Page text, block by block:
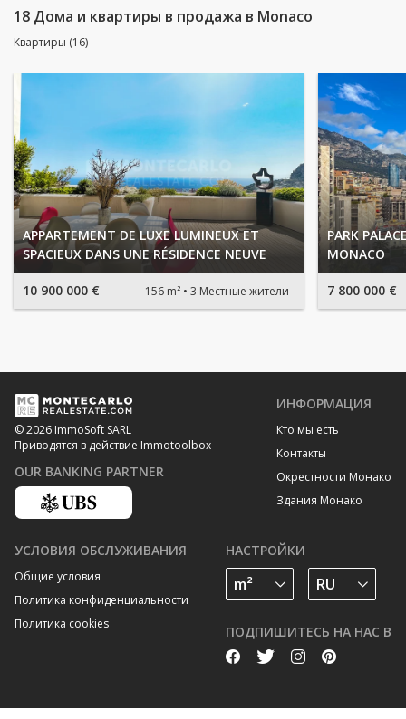
18 Дома и квартиры в продажа в Monaco
Квартиры (16)
APPARTEMENT DE LUXE LUMINEUX ET
SPACIEUX DANS UNE RÉSIDENCE NEUVE
10 900 000 € 156 m² 3 Местные жители
PARK
MONACO
7 800 000 €
© 2026 ImmoSoft SARL
Приводятся в действие Immotoolbox
OUR BANKING PARTNER
ИНФОРМАЦИЯ
Кто мы есть
Контакты
Окрестности Монако
Здания Монако
УСЛОВИЯ ОБСЛУЖИВАНИЯ
Общие условия
Политика конфиденциальности
Политика cookies
НАСТРОЙКИ
ПОДПИШИТЕСЬ НА НАС В